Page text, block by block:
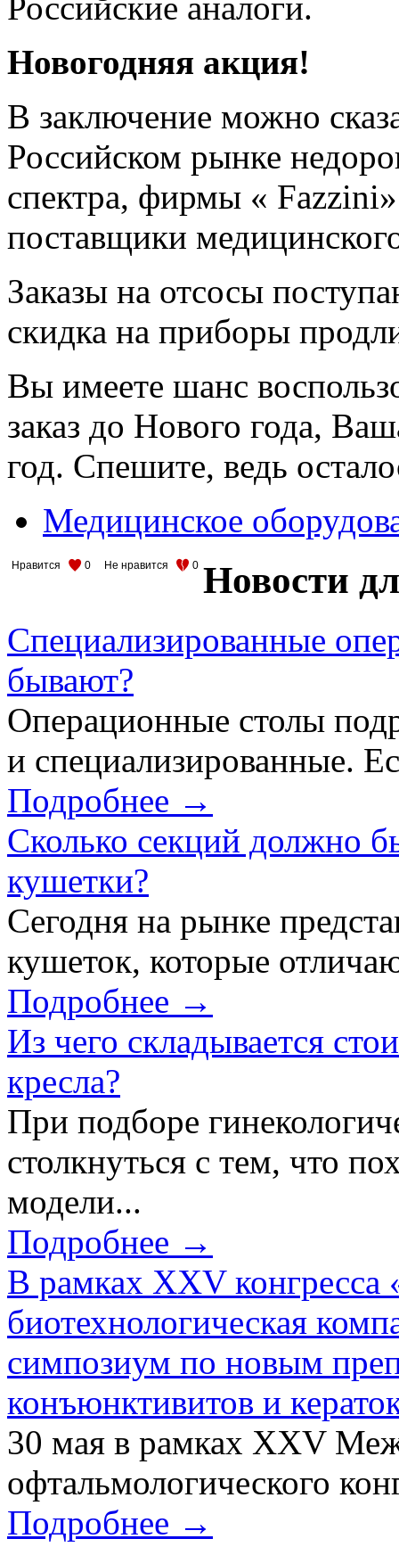
Новогодняя акция!
В заключение можно
Российском рынке
спектра, фирмы «
поставщики
Заказы на отсосы
скидка на приборы
Вы имеете шанс
заказ до Нового года,
год. Спешите, ведь
Медицинское
Нравится 0 Не нравится 0 Новости
Специализированные
бывают?
Операционные столы
и специализированные.
Подробнее →
Сколько секций должно
кушетки?
Сегодня на рынке
кушеток, которые
Подробнее →
Из чего складывается
кресла?
При подборе
столкнуться с тем, что
модели...
Подробнее →
В рамках XXV конгресса
биотехнологическая
симпозиум по новым
конъюнктивитов и
30 мая в рамках XXV
офтальмологического
Подробнее →